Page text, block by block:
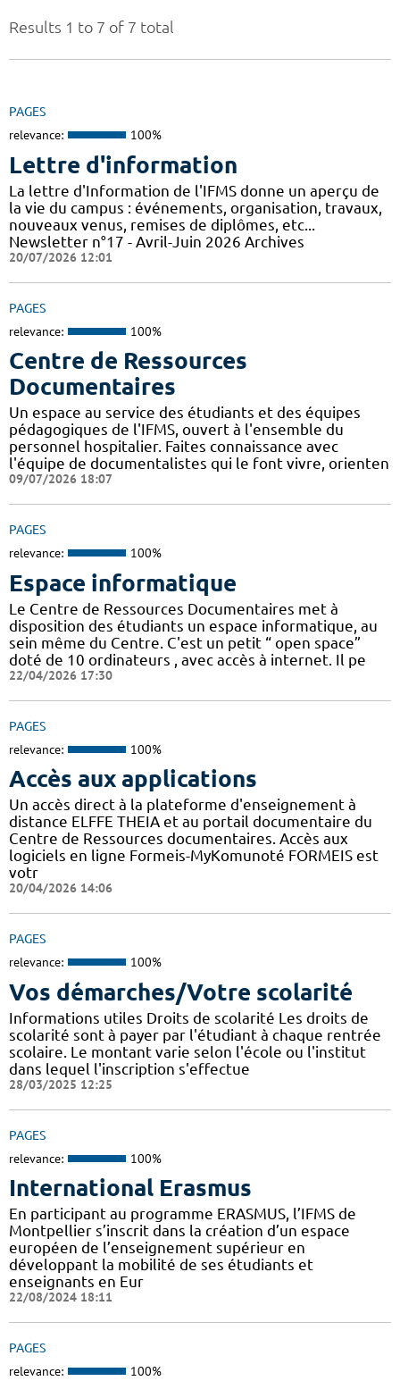
Results 1 to 7 of 7 total
PAGES
relevance: 100%
Lettre d'information
La lettre d'Information de l'IFMS donne un aperçu de
la vie du campus : événements, organisation, travaux,
nouveaux venus, remises de diplômes, etc...
Newsletter n°17 - Avril-Juin 2026 Archives
20/07/2026 12:01
PAGES
relevance: 100%
Centre de Ressources
Documentaires
Un espace au service des étudiants et des équipes
pédagogiques de l'IFMS, ouvert à l'ensemble du
personnel hospitalier. Faites connaissance avec
l'équipe de documentalistes qui le font vivre, orienten
09/07/2026 18:07
PAGES
relevance: 100%
Espace informatique
Le Centre de Ressources Documentaires met à
disposition des étudiants un espace informatique, au
sein même du Centre. C'est un petit “ open space”
doté de 10 ordinateurs , avec accès à internet. Il pe
22/04/2026 17:30
PAGES
relevance: 100%
Accès aux applications
Un accès direct à la plateforme d'enseignement à
distance ELFFE THEIA et au portail documentaire du
Centre de Ressources documentaires. Accès aux
logiciels en ligne Formeis-MyKomunoté FORMEIS est
votr
20/04/2026 14:06
PAGES
relevance: 100%
Vos démarches/Votre scolarité
Informations utiles Droits de scolarité Les droits de
scolarité sont à payer par l'étudiant à chaque rentrée
scolaire. Le montant varie selon l'école ou l'institut
dans lequel l'inscription s'effectue
28/03/2025 12:25
PAGES
relevance: 100%
International Erasmus
En participant au programme ERASMUS, l’IFMS de
Montpellier s’inscrit dans la création d’un espace
européen de l’enseignement supérieur en
développant la mobilité de ses étudiants et
enseignants en Eur
22/08/2024 18:11
PAGES
relevance: 100%